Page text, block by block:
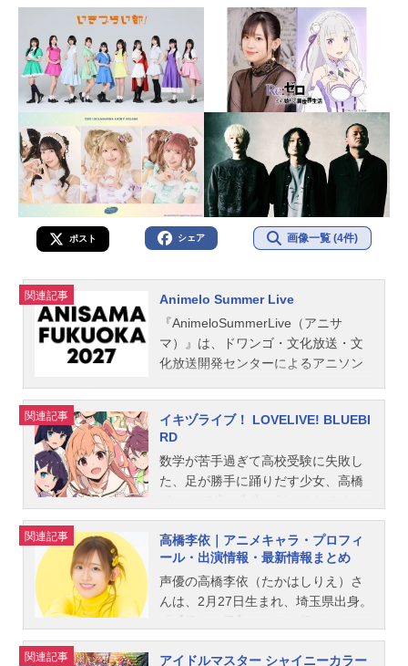
ポスト シェア 画像一覧 (4件)
関連記事
Animelo Summer Live
『AnimeloSummerLive（アニサ
マ）』は、ドワンゴ・文化放送・文
化放送開発センターによるアニソン
ummerLive2026-Messenger-』のオ
ススメ記事をご紹介！
関連記事
イキヅライブ！ LOVELIVE! BLUEBI
RD
数学が苦手過ぎて高校受験に失敗し
た、足が勝手に踊りだす少女、高橋
に進学を決めたネット高校に入学し
て衝撃を受ける。そこには制服もな
い教室もないグラウンドもない、学
食も保健室もないーーでも。自分だ
けの夢を持つ仲間と、自由な時間が
たちで作ればいい。なにもなくて
も、なにもできなくても。だからこ
関連記事
高橋李依｜アニメキャラ・プロフィ
ール・出演情報・最新情報まとめ
声優の高橋李依（たかはしりえ）さ
んは、2月27日生まれ、埼玉県出身。
め、『Fate/Grand Order』のマシ
ュ・キリエライト役など、人気作品
関連記事
アイドルマスター シャイニーカラー